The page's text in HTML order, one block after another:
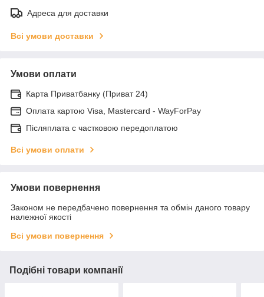
Адреса для доставки
Всі умови доставки
Умови оплати
Карта Приватбанку (Приват 24)
Оплата картою Visa, Mastercard - WayForPay
Післяплата с частковою передоплатою
Всі умови оплати
Умови повернення
Законом не передбачено повернення та обмін даного товару
належної якості
Всі умови повернення
Подібні товари компанії